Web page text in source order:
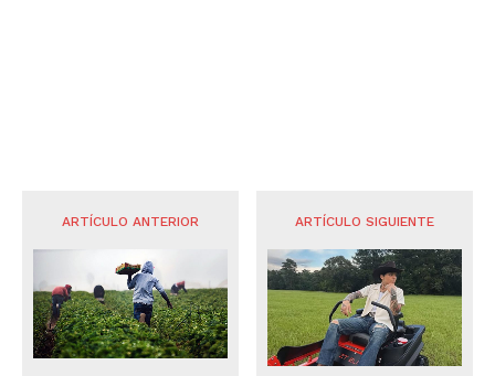
ARTÍCULO ANTERIOR ARTÍCULO SIGUIENTE